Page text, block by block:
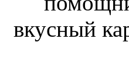
вкусный